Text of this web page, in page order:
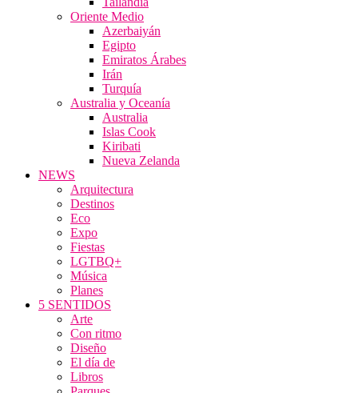
Oriente Medio
Azerbaiyán
Egipto
Emiratos Árabes
Irán
Turquía
Australia y Oceanía
Australia
Islas Cook
Kiribati
Nueva Zelanda
NEWS
Arquitectura
Destinos
Eco
Expo
Fiestas
LGTBQ+
Música
Planes
5 SENTIDOS
Arte
Con ritmo
Diseño
El día de
Libros